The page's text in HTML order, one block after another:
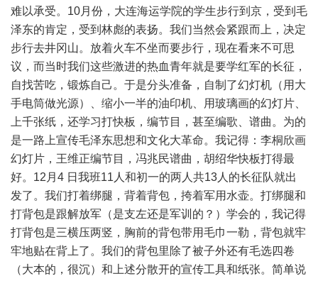
难以承受。10月份，大连海运学院的学生步行到京，受到毛
泽东的肯定，受到林彪的表扬。我们当然会紧跟而上，决定
步行去井冈山。放着火车不坐而要步行，现在看来不可思
议，而当时我们这些激进的热血青年就是要学红军的长征，
自找苦吃，锻炼自己。于是分头准备，自制了幻灯机（用大
手电筒做光源）、缩小一半的油印机、用玻璃画的幻灯片、
上千张纸，还学习打快板，编节目，甚至编歌、谱曲。为的
是一路上宣传毛泽东思想和文化大革命。我记得：李桐欣画
幻灯片，王维正编节目，冯兆民谱曲，胡绍华快板打得最
好。12月4 日我班11人和初一的两人共13人的长征队就出
发了。我们打着绑腿，背着背包，挎着军用水壶。打绑腿和
打背包是跟解放军（是支左还是军训的？）学会的，我记得
打背包是三横压两竖，胸前的背包带用毛巾一勒，背包就牢
牢地贴在背上了。我们的背包里除了被子外还有毛选四卷
（大本的，很沉）和上述分散开的宣传工具和纸张。简单说